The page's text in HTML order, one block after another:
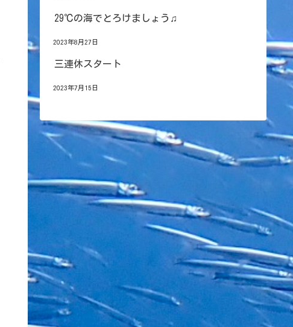
29℃の海でとろけましょう♫
2023年8月27日
三連休スタート
2023年7月15日